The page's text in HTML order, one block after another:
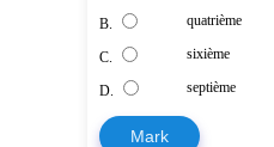
B. quatrième
C. sixième
D. septième
Mark